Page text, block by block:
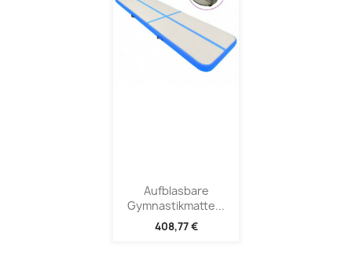
Aufblasbare
Gymnastikmatte...
408,77 €